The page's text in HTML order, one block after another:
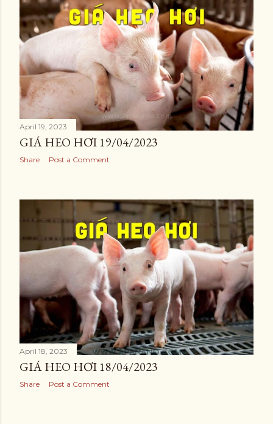
April 19, 2023
GIÁ HEO HƠI 19/04/2023
Share Post a Comment
April 18, 2023
GIÁ HEO HƠI 18/04/2023
Share Post a Comment